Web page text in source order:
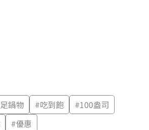
鍋物 #吃到飽 #100盎司
#優惠